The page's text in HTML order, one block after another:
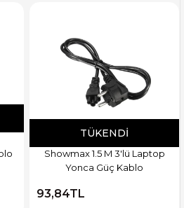
TÜKENDI
Showmax 1.5 M 3'lü Laptop
Yonca Güç Kablo
93,84TL